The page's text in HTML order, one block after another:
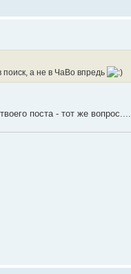
а не в ЧаВо впредь
поста - тот же вопрос....